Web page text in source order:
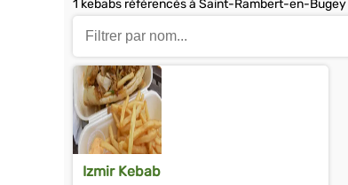
1 kebabs référencés à Saint-Rambert-en-Bugey
Izmir Kebab